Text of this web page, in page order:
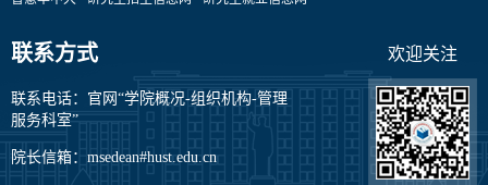
联系方式
联系电话：官网“学院概况-组织机构-管理
服务科室”
院长信箱：msedean#hust.edu.cn
欢迎关注